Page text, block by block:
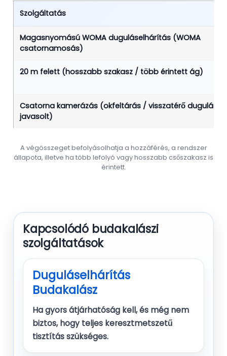
Szolgáltatás
Magasnyomású WOMA duguláselhárítás (WOMA
csatornamosás)
20 m felett (hosszabb szakasz / több érintett ág)
Csatorna kamerázás (okfeltárás / visszatérő
javasolt)
A végösszeget befolyásolhatja a hozzáférés, a rendszer
állapota, illetve ha több lefolyó vagy hosszabb csőszakasz is
érintett.
Kapcsolódó budakalászi
szolgáltatások
Duguláselhárítás
Budakalász
Ha gyors átjárhatóság kell, és még nem
biztos, hogy teljes keresztmetszetű
tisztítás szükséges.